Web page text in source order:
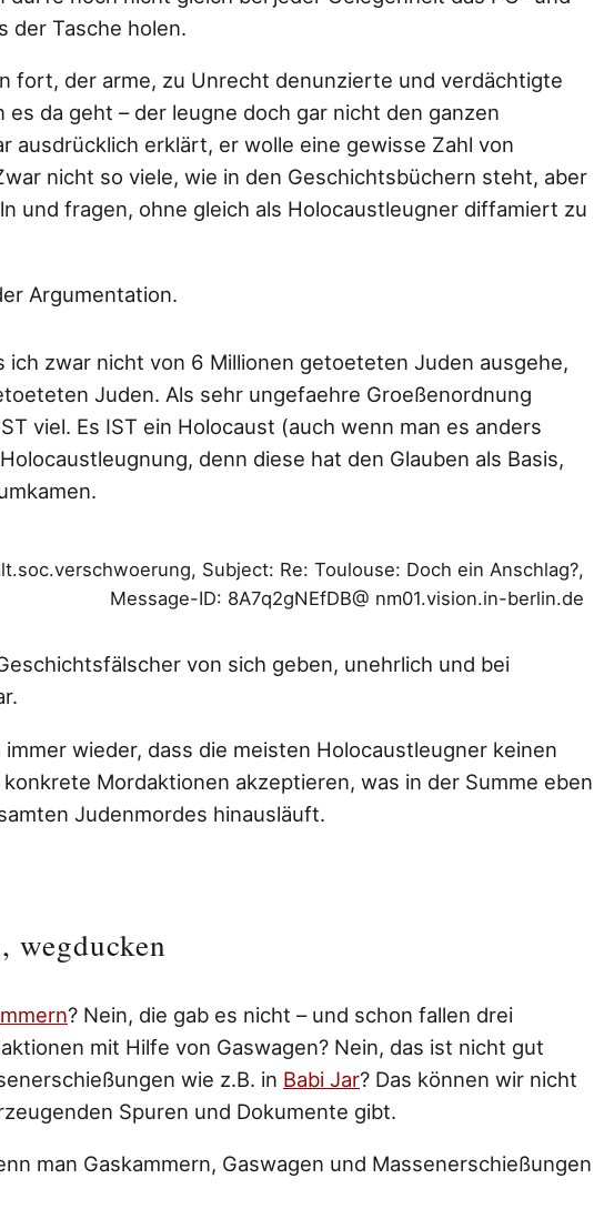
der Tasche holen.
fort, der arme, zu Unrecht denunzierte und verdächtigte
es da geht – der leugne doch gar nicht den ganzen
ausdrücklich erklärt, er wolle eine gewisse Zahl von
nicht so viele, wie in den Geschichtsbüchern steht, aber
und fragen, ohne gleich als Holocaustleugner diffamiert zu
Argumentation.
ich zwar nicht von 6 Millionen getoeteten Juden ausgehe,
Juden. Als sehr ungefaehre Groeßenordnung
viel. Es IST ein Holocaust (auch wenn man es anders
denn diese hat den Glauben als Basis,
Subject: Re: Toulouse: Doch ein Anschlag?,
Message-ID: 8A7q2gNEfDB@ nm01.vision.in-berlin.de
von sich geben, unehrlich und bei
wieder, dass die meisten Holocaustleugner keinen
Mordaktionen akzeptieren, was in der Summe eben
Judenmordes hinausläuft.
wegducken
? Nein, die gab es nicht – und schon fallen drei
mit Hilfe von Gaswagen? Nein, das ist nicht gut
wie z.B. in Babi Jar? Das können wir nicht
Spuren und Dokumente gibt.
man Gaskammern, Gaswagen und Massenerschießungen